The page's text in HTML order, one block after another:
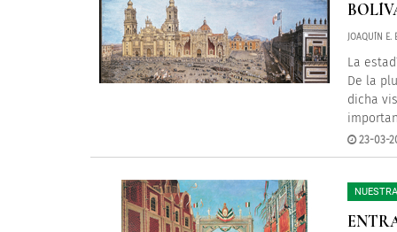
JOAQUÍN E.
La
De la
dicha
23-03-